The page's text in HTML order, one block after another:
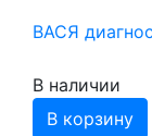
ВАСЯ
В наличии
В корзину